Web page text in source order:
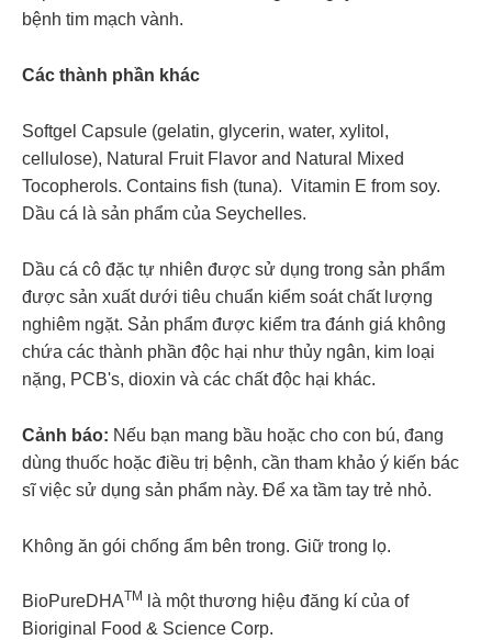
bệnh tim mạch vành.
Các thành phần khác
Softgel Capsule (gelatin, glycerin, water, xylitol,
cellulose), Natural Fruit Flavor and Natural Mixed
Tocopherols. Contains fish (tuna). Vitamin E from soy.
Dầu cá là sản phẩm của Seychelles.
Dầu cá cô đặc tự nhiên được sử dụng trong sản phẩm
được sản xuất dưới tiêu chuẩn kiểm soát chất lượng
nghiêm ngặt. Sản phẩm được kiểm tra đánh giá không
chứa các thành phần độc hại như thủy ngân, kim loại
nặng, PCB's, dioxin và các chất độc hại khác.
Cảnh báo: Nếu bạn mang bầu hoặc cho con bú, đang
dùng thuốc hoặc điều trị bệnh, cần tham khảo ý kiến bác
sĩ việc sử dụng sản phẩm này. Để xa tầm tay trẻ nhỏ.
Không ăn gói chống ẩm bên trong. Giữ trong lọ.
BioPureDHATM
là một thương hiệu đăng kí của of
Bioriginal Food & Science Corp.